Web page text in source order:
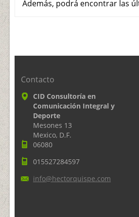
Además, podrá encontrar las
Contacto
CID Consultoría en
Comunicación Integral y
Deporte
Mesones 13
Mexico, D.F.
06080
015527284597
info@hectorquispe.com